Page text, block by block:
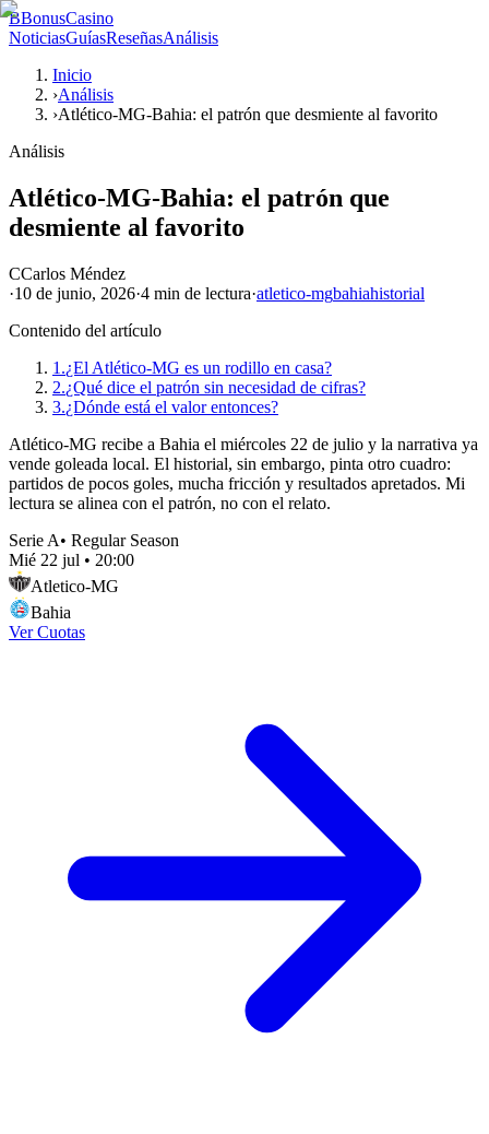
BBonusCasino
NoticiasGuíasReseñasAnálisis
Inicio
›Análisis
›Atlético-MG-Bahia: el patrón que desmiente al favorito
Análisis
Atlético-MG-Bahia: el patrón que
desmiente al favorito
CCarlos Méndez
·10 de junio, 2026·4 min de lectura·atletico-mgbahiahistorial
Contenido del artículo
1.¿El Atlético-MG es un rodillo en casa?
2.¿Qué dice el patrón sin necesidad de cifras?
3.¿Dónde está el valor entonces?
Atlético-MG recibe a Bahia el miércoles 22 de julio y la narrativa ya
vende goleada local. El historial, sin embargo, pinta otro cuadro:
partidos de pocos goles, mucha fricción y resultados apretados. Mi
lectura se alinea con el patrón, no con el relato.
Serie A• Regular Season
Mié 22 jul • 20:00
Atletico-MG
Bahia
Ver Cuotas